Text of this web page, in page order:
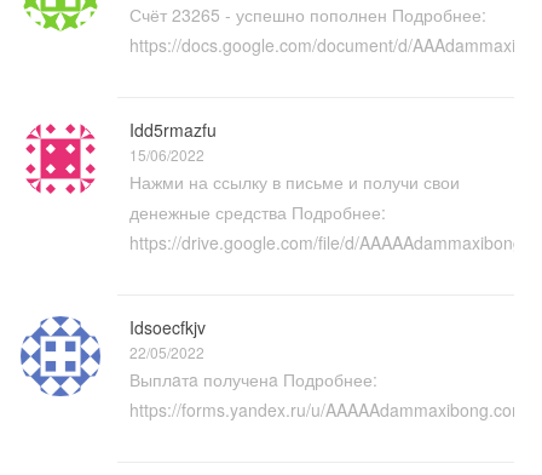
Счёт 23265 - успешно пополнен Подробнее:
https://docs.google.com/document/d/
Idd5rmazfu
15/06/2022
Нажми на ссылку в письме и получи свои
денежные средства Подробнее:
https://drive.google.com/file/d/
Idsoecfkjv
22/05/2022
Выплaтa полученa Подробнее:
https://forms.yandex.ru/u/